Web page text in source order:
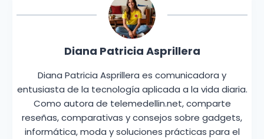
Diana Patricia Asprillera
Diana Patricia Asprillera es comunicadora y
entusiasta de la tecnología aplicada a la vida diaria.
Como autora de telemedellin.net, comparte
reseñas, comparativas y consejos sobre gadgets,
informática, moda y soluciones prácticas para el